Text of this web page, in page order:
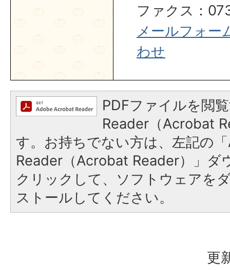
ファクス：
メールフォー
わせ
PDFファイルを閲
Reader（Acrobat
す。お持ちでない方は、左記の
Reader（Acrobat Reader）」ダ
クリックして、ソフトウェアを
ストールしてください。
更